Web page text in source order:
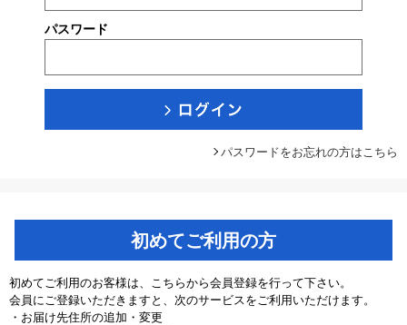
パスワード
パスワードをお忘れの方はこちら
初めてご利用の方
初めてご利用のお客様は、こちらから会員登録を行って下さい。
会員にご登録いただきますと、次のサービスをご利用いただけます。
・お届け先住所の追加・変更